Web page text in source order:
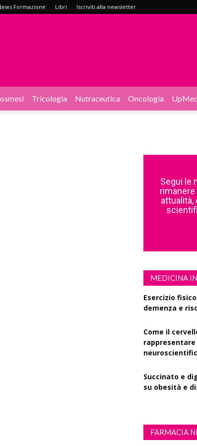
Formazione Libri Iscriviti alla newsletter
Tricologia Nutraceutica Oncologia
Segui le
attualità,
MEDICINA
Esercizio
demenza e
Come il
Succinato e
su obesità e
FARMACIA